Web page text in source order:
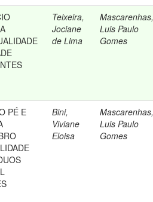
Teixeira,
Jociane
de Lima
Mascarenhas,
Luis Paulo
Gomes
PÉ E
Bini,
Viviane
Eloisa
Mascarenhas,
Luis Paulo
Gomes